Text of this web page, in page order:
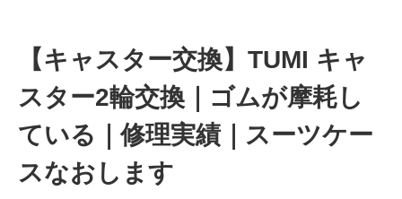
【キャスター交換】TUMI キャ
スター2輪交換｜ゴムが摩耗し
ている｜修理実績｜スーツケー
スなおします